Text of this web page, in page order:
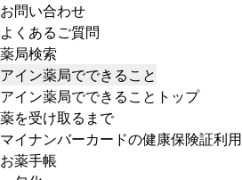
お問い合わせ
よくあるご質問
薬局検索
アイン薬局でできること
アイン薬局でできることトップ
薬を受け取るまで
マイナンバーカードの健康保険証利用
お薬手帳